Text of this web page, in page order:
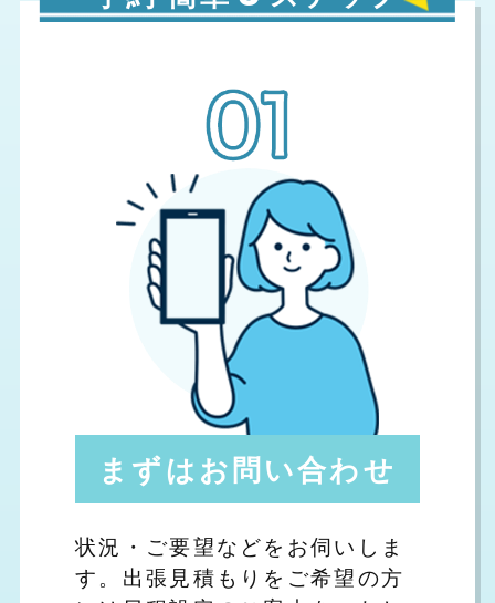
まずはお問い合わせ
状況・ご要望などをお伺いしま
す。出張見積もりをご希望の方